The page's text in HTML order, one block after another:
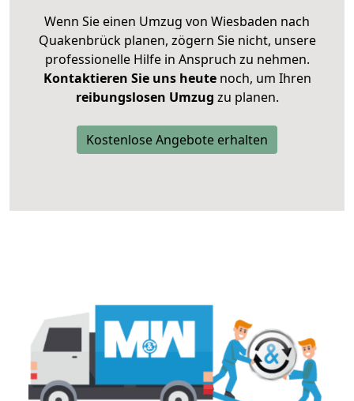
Wenn Sie einen Umzug von Wiesbaden nach
Quakenbrück planen, zögern Sie nicht, unsere
professionelle Hilfe in Anspruch zu nehmen.
Kontaktieren Sie uns heutenoch, um Ihren
reibungslosen Umzug zu planen.
Kostenlose Angebote erhalten